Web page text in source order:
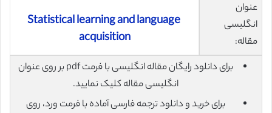
عنوان
انگلیسی
مقاله:
Statistical learning and language
acquisition
برای دانلود رایگان مقاله انگلیسی با فرمت pdf بر روی عنوان
انگلیسی مقاله کلیک نمایید.
برای خرید و دانلود ترجمه فارسی آماده با فرمت ورد، روی